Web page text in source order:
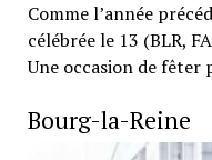
Comme l’année
célébrée le 13 (BLR,
Une occasion de fêter
Bourg-la-Reine